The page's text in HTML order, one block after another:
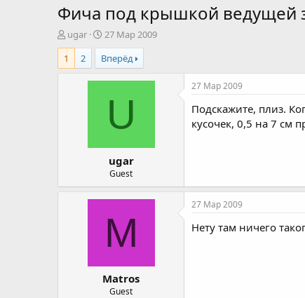
Фича под крышкой ведущей
А
в
т
о
ugar
Д
а
т
а
н
а
27 Мар 2009
1
2 Вперёд
U
ugar
Guest
27 Мар 2009
Подскажите, плиз.
кусочек, 0,5 на 7 см
M
Matros
Guest
27 Мар 2009
Нету там ничего